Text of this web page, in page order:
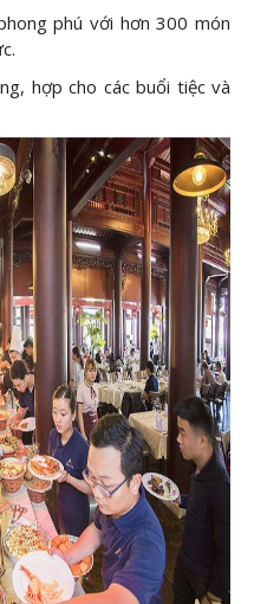
phú với hơn 300 món
hợp cho các buổi tiệc và